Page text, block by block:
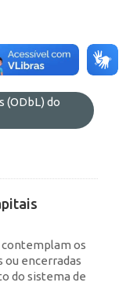
OData
(ODbL) do
os
ou encerradas
do sistema de